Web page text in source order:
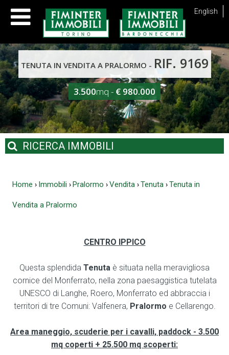
English
TENUTA IN VENDITA A PRALORMO - RIF. 9169
3.500mq - € 980.000
RICERCA IMMOBILI
Home › Immobili ›Pralormo ›Vendita ›Tenuta ›Tenuta in
Vendita a Pralormo
CENTRO IPPICO
Questa splendida Tenuta è situata nella meravigliosa
cornice del Monferrato, nella zona paesaggistica tutelata
UNESCO di Langhe, Roero, Monferrato ed abbraccia i
territori di tre Comuni: Valfenera, Pralormo e Cellarengo.
Area maneggio, scuderie per i cavalli, paddock - 3.500
mq coperti + 25.500 mq scoperti: